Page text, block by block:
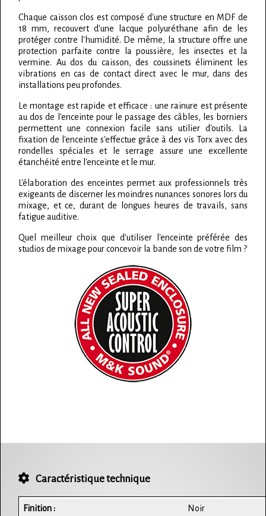
Chaque caisson clos est composé d'une structure en MDF de
18 mm, recouvert d'une lacque polyuréthane afin de les
protéger contre l'humidité. De même, la structure offre une
protection parfaite contre la poussière, les insectes et la
vermine. Au dos du caisson, des coussinets éliminent les
vibrations en cas de contact direct avec le mur, dans des
installations peu profondes.
Le montage est rapide et efficace : une rainure est présente
au dos de l'enceinte pour le passage des câbles, les borniers
permettent une connexion facile sans utilier d'outils. La
fixation de l'enceinte s'effectue grâce à des vis Torx avec des
rondelles spéciales et le serrage assure une excellente
étanchéité entre l'enceinte et le mur.
L'élaboration des enceintes permet aux professionnels très
exigeants de discerner les moindres nunances sonores lors du
mixage, et ce, durant de longues heures de travails, sans
fatigue auditive.
Quel meilleur choix que d'utiliser l'enceinte préférée des
studios de mixage pour concevoir la bande son de votre film ?
Caractéristique technique
Finition : Noir